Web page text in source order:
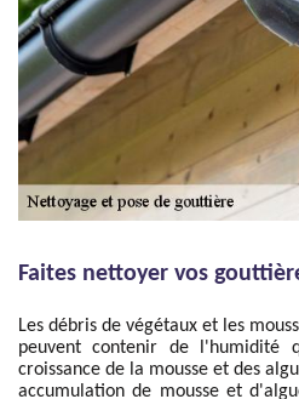
Faites nettoyer vos
Les débris de végétaux et les
peuvent contenir de l'humidité
croissance de la mousse et des
accumulation de mousse et